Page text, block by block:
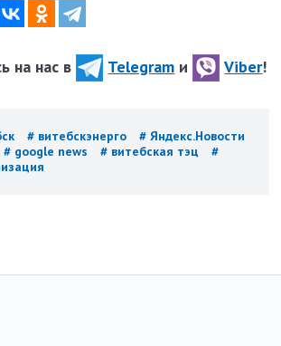
на нас в Telegram и Viber!
# витебскэнерго
# Яндекс.Новости
# google news # витебская тэц
#